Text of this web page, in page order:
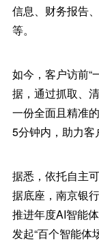
信息、财务报告
等。
如今，客户访前“
据，通过抓取、
一份全面且精准
5分钟内，助力客
据悉，依托自主
据底座，南京银
推进年度AI智能
发起“百个智能体